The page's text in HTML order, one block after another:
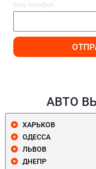
Ваш телефон
АВТО
ХАРЬКОВ
ОДЕССА
ЛЬВОВ
ДНЕПР